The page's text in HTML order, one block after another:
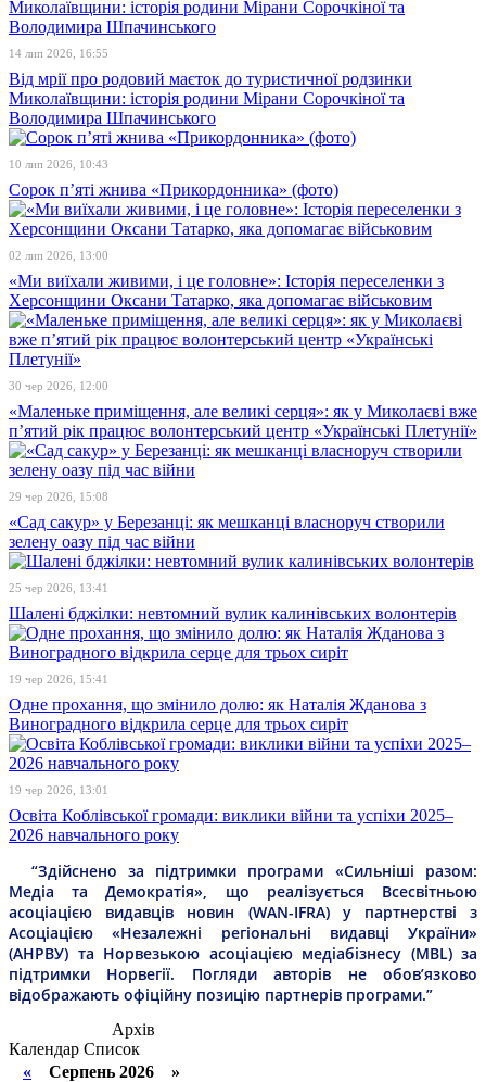
14 лип 2026, 16:55
Від мрії про родовий маєток до туристичної родзинки
Миколаївщини: історія родини Мірани Сорочкіної та
Володимира Шпачинського
10 лип 2026, 10:43
Сорок п’яті жнива «Прикордонника» (фото)
02 лип 2026, 13:00
«Ми виїхали живими, і це головне»: Історія переселенки з
Херсонщини Оксани Татарко, яка допомагає військовим
30 чер 2026, 12:00
«Маленьке приміщення, але великі серця»: як у Миколаєві вже
п’ятий рік працює волонтерський центр «Українські Плетунії»
29 чер 2026, 15:08
«Сад сакур» у Березанці: як мешканці власноруч створили
зелену оазу під час війни
25 чер 2026, 13:41
Шалені бджілки: невтомний вулик калинівських волонтерів
19 чер 2026, 15:41
Одне прохання, що змінило долю: як Наталія Жданова з
Виноградного відкрила серце для трьох сиріт
19 чер 2026, 13:01
Освіта Коблівської громади: виклики війни та успіхи 2025–
2026 навчального року
“Здійснено за підтримки програми «Сильніші разом:
Медіа та Демократія», що реалізується Всесвітньою
асоціацією видавців новин (WAN-IFRA) у партнерстві з
Асоціацією «Незалежні регіональні видавці України»
(АНРВУ) та Норвезькою асоціацією медіабізнесу (MBL) за
підтримки Норвегії. Погляди авторів не обов’язково
відображають офіційну позицію партнерів програми.”
Архів
Календар Список
« Серпень 2026 »